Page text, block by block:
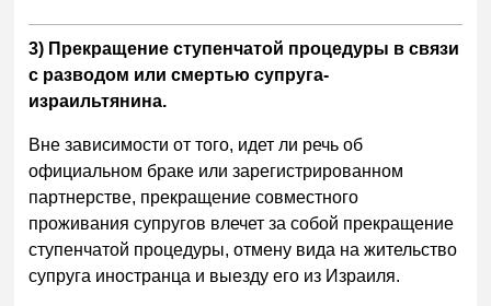
3) Прекращение ступенчатой процедуры в связи
с разводом или смертью супруга-
израильтянина.
Вне зависимости от того, идет ли речь об
официальном браке или зарегистрированном
партнерстве, прекращение совместного
проживания супругов влечет за собой прекращение
ступенчатой процедуры, отмену вида на жительство
супруга иностранца и выезду его из Израиля.